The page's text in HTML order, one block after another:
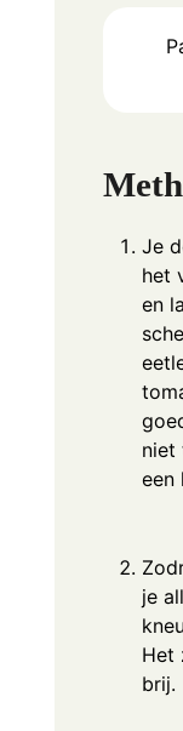
Je
het
en
niet
een
je
Het
brij.